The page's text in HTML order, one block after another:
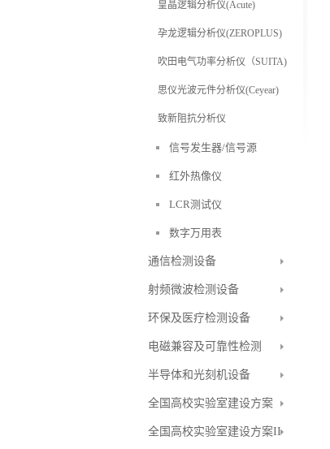
皇晶逻辑分析仪(Acute)
孕龙逻辑分析仪(ZEROPLUS)
吹田电气功率分析仪（SUITA)
思仪光波元件分析仪(Ceyear)
致新阻抗分析仪
信号发生器/信号源
红外热像仪
LCR测试仪
数字万用表
通信检测设备
射频微波检测设备
环保及医疗检测设备
电磁兼容及可靠性检测
半导体和光刻机设备
全国高校实验室建设方案
全国高校实验室建设方案II